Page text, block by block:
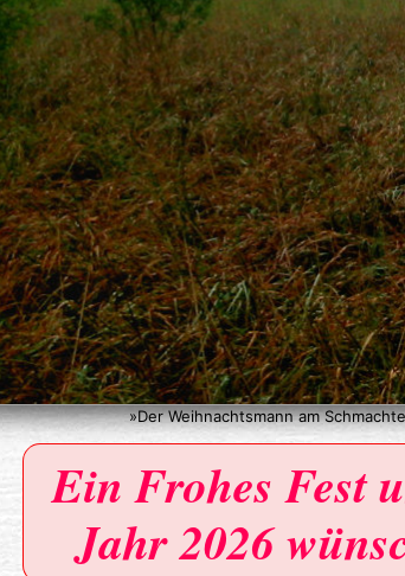
»Der Weihnachtsmann am
Ein Frohes Fest
Jahr 2026